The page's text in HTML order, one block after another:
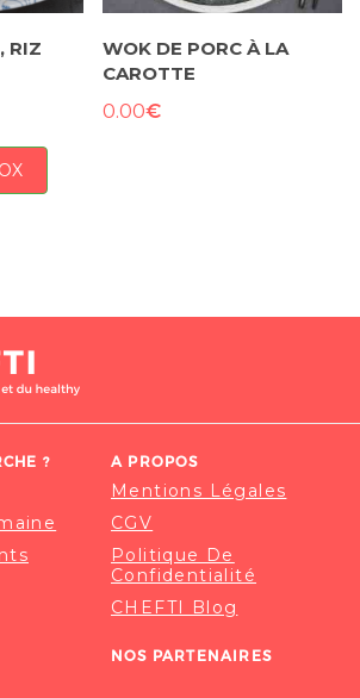
RIZ
WOK DE PORC À LA
CAROTTE
0.00€
? A PROPOS
Mentions Légales
CGV
Politique De
Confidentialité
CHEFTI Blog
NOS PARTENAIRES